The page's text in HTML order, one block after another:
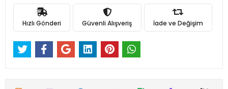
Hızlı Gönderi Güvenli Alışveriş İade ve Değişim